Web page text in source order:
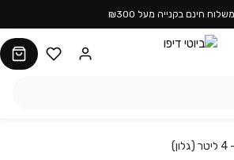
משלוח חינם בקנייה מעל ₪300